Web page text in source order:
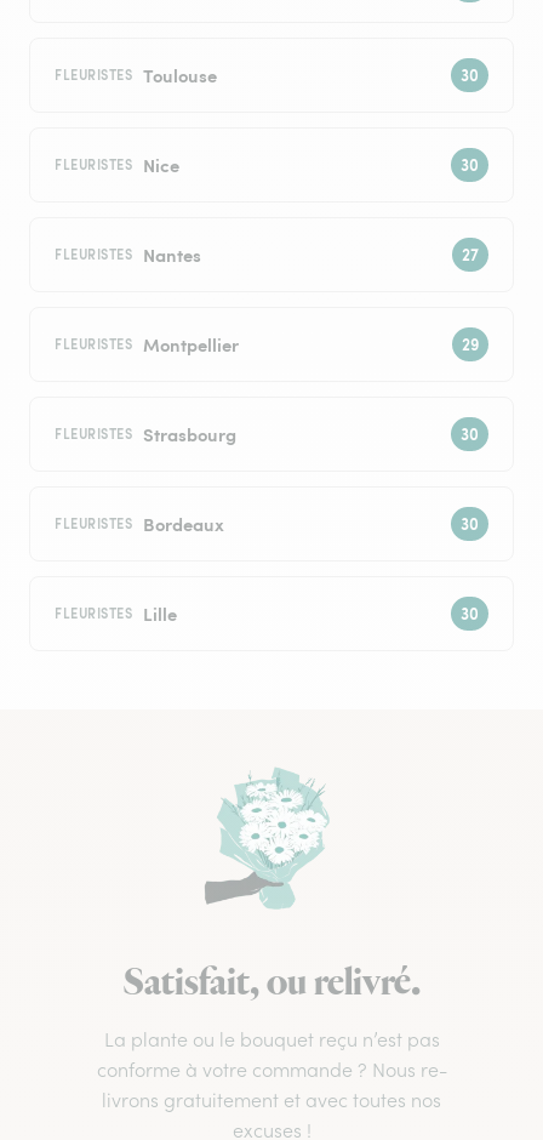
FLEURISTES Toulouse
FLEURISTES Nice
FLEURISTES Nantes
FLEURISTES Montpellier
FLEURISTES Strasbourg
FLEURISTES Bordeaux
FLEURISTES Lille
Satisfait, ou relivré.
La plante ou le bouquet reçu n’est pas
conforme à votre commande ? Nous re-
livrons gratuitement et avec toutes nos
excuses !